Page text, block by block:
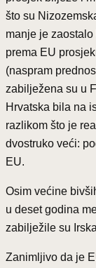
što su
manje je
prema EU
(naspram
zabilježena su u
Hrvatska bila na
razlikom što je
dvostruko veći:
EU.
Osim većine
u deset godina
zabilježile su
Zanimljivo da je